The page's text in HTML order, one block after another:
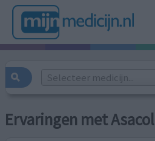
Selecteer medicijn...
Ervaringen met Asacol